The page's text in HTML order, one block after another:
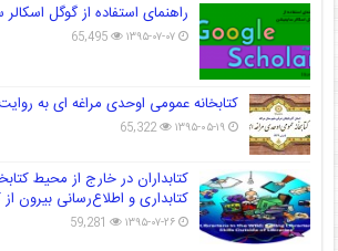
راهنمای استفاده از گوگل
۱۳۹۵-۰۷-۰۷ 65,495
کتابخانه عمومی اوحدی مراغه ای به
۱۳۹۵-۰۵-۱۹ 65,322
کتابداران در خارج از محیط
کتابداری و اطلاع‌رسانی بیرون از
۱۳۹۵-۰۷-۲۶ 59,281